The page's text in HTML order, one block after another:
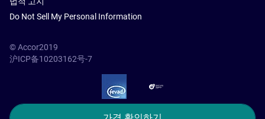
Do Not Sell My Personal Information
© Accor2019
沪ICP备10203162号-7